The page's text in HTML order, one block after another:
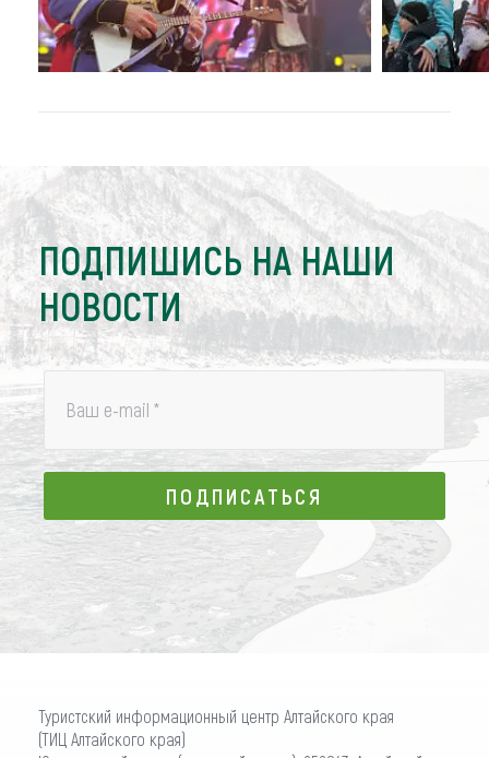
ПОДПИШИСЬ НА НАШИ
НОВОСТИ
Ваш e-mail *
ПОДПИСАТЬСЯ
ПОДПИСАТЬСЯ
Туристский информационный центр Алтайского края
(ТИЦ Алтайского края)